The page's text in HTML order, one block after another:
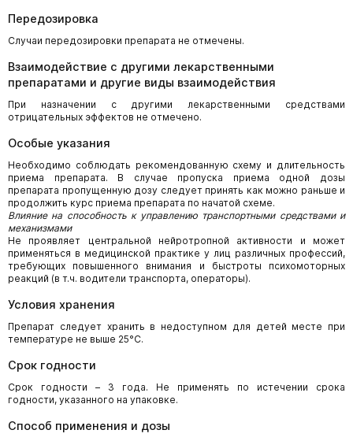
Передозировка
Случаи передозировки препарата не отмечены.
Взаимодействие с другими лекарственными
препаратами и другие виды взаимодействия
При назначении с другими лекарственными средствами
отрицательных эффектов не отмечено.
Особые указания
Необходимо соблюдать рекомендованную схему и длительность
приема препарата. В случае пропуска приема одной дозы
препарата пропущенную дозу следует принять как можно раньше и
продолжить курс приема препарата по начатой схеме.
Влияние на способность к управлению транспортными средствами и
механизмами
Не проявляет центральной нейротропной активности и может
применяться в медицинской практике у лиц различных профессий,
требующих повышенного внимания и быстроты психомоторных
реакций (в т.ч. водители транспорта, операторы).
Условия хранения
Препарат следует хранить в недоступном для детей месте при
температуре не выше 25°C.
Срок годности
Срок годности – 3 года. Не применять по истечении срока
годности, указанного на упаковке.
Способ применения и дозы